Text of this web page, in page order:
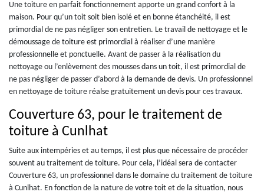
Une toiture en parfait fonctionnement apporte un grand confort à la
maison. Pour qu’un toit soit bien isolé et en bonne étanchéité, il est
primordial de ne pas négliger son entretien. Le travail de nettoyage et le
démoussage de toiture est primordial à réaliser d’une manière
professionnelle et ponctuelle. Avant de passer à la réalisation du
nettoyage ou l’enlèvement des mousses dans un toit, il est primordial de
ne pas négliger de passer d’abord à la demande de devis. Un professionnel
en nettoyage de toiture réalse gratuitement un devis pour ces travaux.
Couverture 63, pour le traitement de
toiture à Cunlhat
Suite aux intempéries et au temps, il est plus que nécessaire de procéder
souvent au traitement de toiture. Pour cela, l’idéal sera de contacter
Couverture 63, un professionnel dans le domaine du traitement de toiture
à Cunlhat. En fonction de la nature de votre toit et de la situation, nous